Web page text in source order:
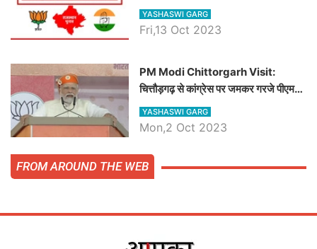
सबसे लोकप्रिय चेहरा कौनसा ?
YASHASWI GARG
Fri,13 Oct 2023
PM Modi Chittorgarh Visit:
चित्तौड़गढ़ से कांग्रेस पर जमकर गरजे पीएम
मोदी, जाने प्रधानमंत्री के भाषण की बड़ी
बातें, देखें वीडियो
YASHASWI GARG
Mon,2 Oct 2023
FROM AROUND THE WEB